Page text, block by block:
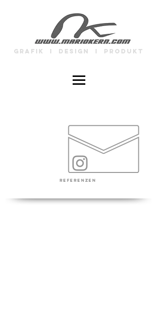
GRAFIK I DESIGN I PRODUKT
REFERENZEN